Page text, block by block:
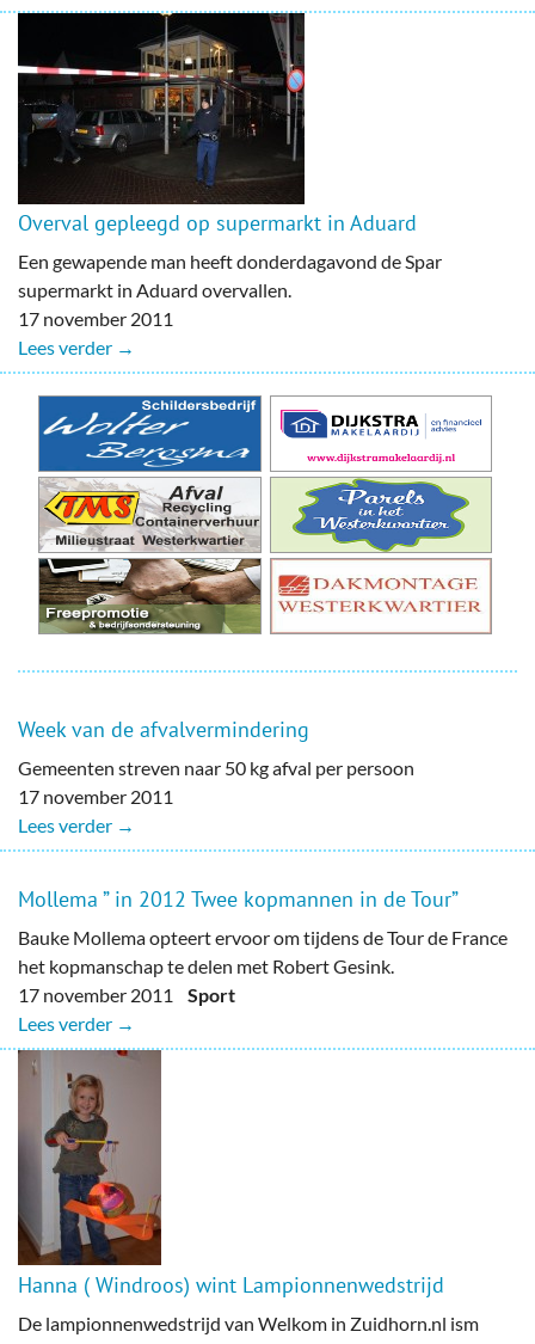
Overval gepleegd op supermarkt in Aduard
Een gewapende man heeft donderdagavond de Spar
supermarkt in Aduard overvallen.
17 november 2011
Lees verder →
Week van de afvalvermindering
Gemeenten streven naar 50 kg afval per persoon
17 november 2011
Lees verder →
Mollema ” in 2012 Twee kopmannen in de Tour”
Bauke Mollema opteert ervoor om tijdens de Tour de France
het kopmanschap te delen met Robert Gesink.
17 november 2011 Sport
Lees verder →
Hanna ( Windroos) wint Lampionnenwedstrijd
De lampionnenwedstrijd van Welkom in Zuidhorn.nl ism